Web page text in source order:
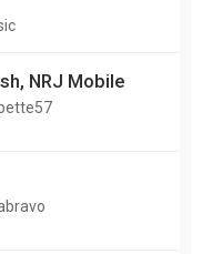
NRJ Mobile